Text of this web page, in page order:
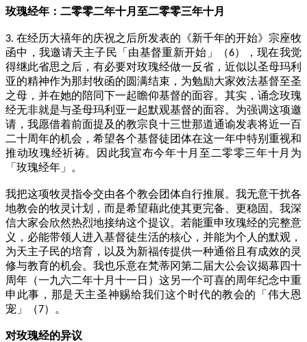
玫瑰经年：二零零二年十月至二零零三年十月
3. 在经历大禧年的庆祝之后所发表的《新千年的开始》宗座牧
函中，我邀请天主子民「由基督重新开始」（6），现在我觉
得继此省思之后，有必要对玫瑰经做一反省，近似以圣母玛利
亚的精神作为那封牧函的圆满结束，为勉励大家效法基督至圣
之母，并在她的陪同下一起瞻仰基督的面容。其实，诵念玫瑰
经无非就是与圣母玛利亚一起默观基督的面容。为强调这项邀
请，我愿借着前面提及的教宗良十三世那道通谕发表将近一百
二十周年的机会，希望各个基督徒团体在这一年中特别重视和
推动玫瑰经祈祷。因此我宣布今年十月至二零零三年十月为
「玫瑰经年」。
我把这项牧灵指令交由各个教会团体自行推展。我无意干扰各
地教会的牧灵计划，而是希望藉此使其更完备、更稳固。我深
信大家会欣然热烈地接纳这个提议。若能重申玫瑰经的完整意
义，必能带领人进入基督徒生活的核心，并能为个人的默观，
为天主子民的培育，以及为新福传提供一种通俗且有成效的灵
修与教育的机会。我也乐意在梵蒂冈第二届大公会议揭幕四十
周年（一九六二年十月十一日）这另一个可喜的周年纪念中重
申此事，那是天主圣神赐给我们这个时代的教会的「伟大恩
宠」（7）。
对玫瑰经的异议